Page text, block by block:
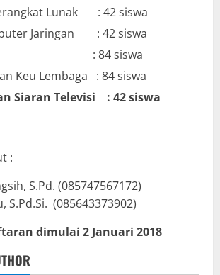
Lunak : 42 siswa
Jaringan : 42 siswa
: 84 siswa
Keu Lembaga : 84 siswa
Siaran Televisi : 42 siswa
:
S.Pd. (085747567172)
S.Pd.Si. (085643373902)
dimulai 2 Januari 2018